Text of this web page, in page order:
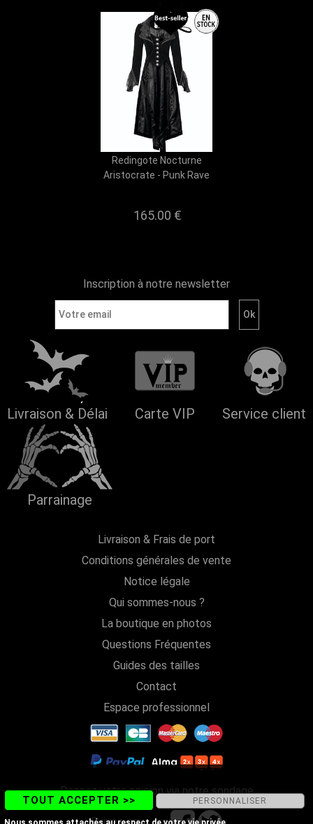
Redingote Nocturne
Aristocrate - Punk Rave
165.00 €
Inscription à notre newsletter
Livraison & Délai Carte VIP Service client
Parrainage
Livraison & Frais de port
Conditions générales de vente
Notice légale
Qui sommes-nous ?
La boutique en photos
Questions Fréquentes
Guides des tailles
Contact
Espace professionnel
Donnez votre opinion via notre sondage
Suivez-nous sur
TOUT ACCEPTER >> PERSONNALISER